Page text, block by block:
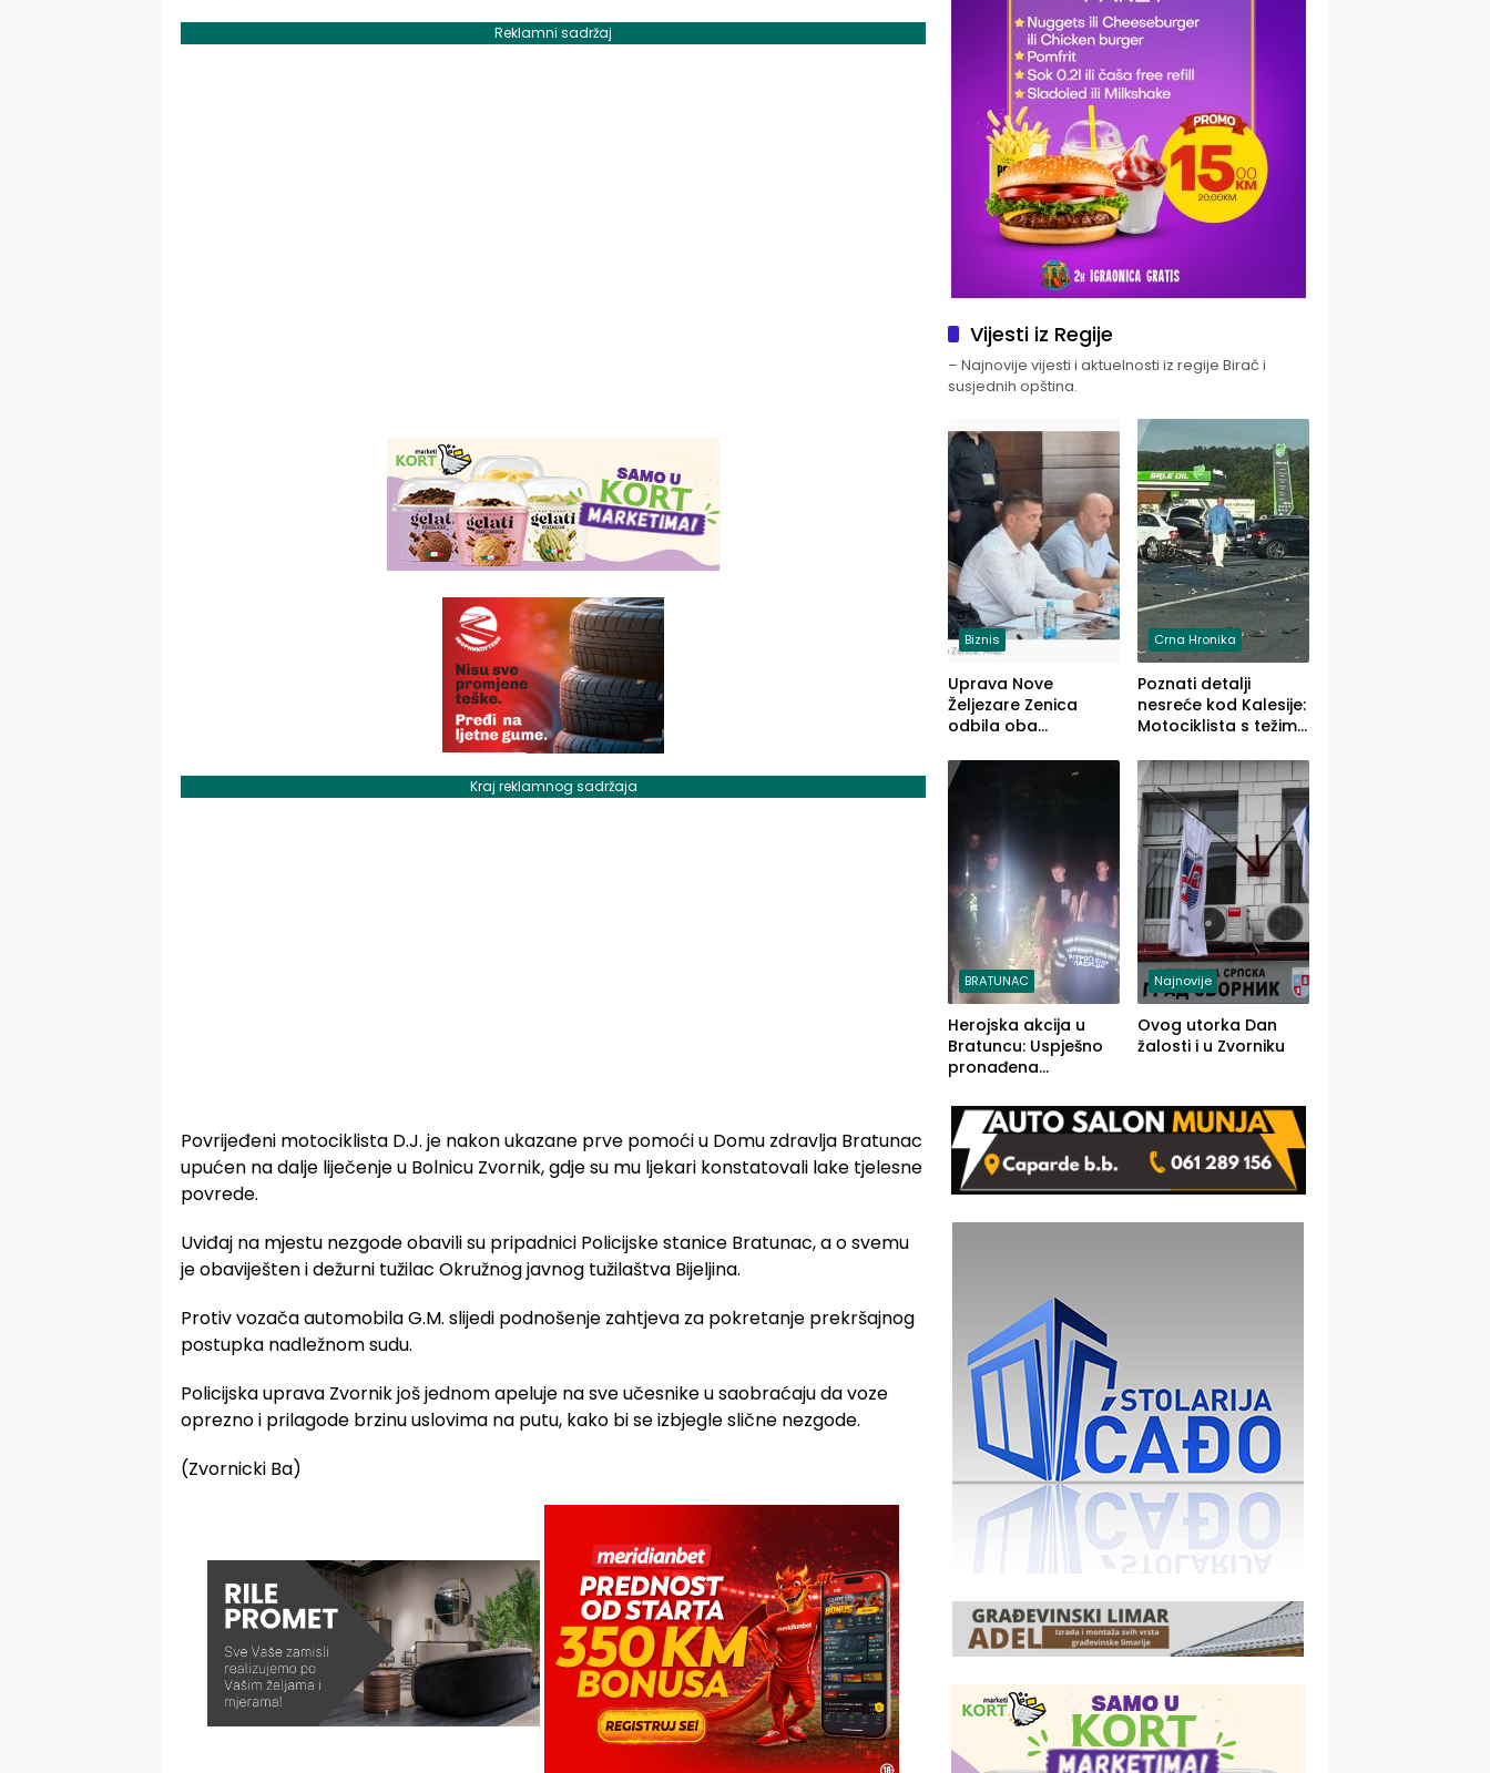
Reklamni sadržaj
Kraj reklamnog sadržaja
Povrijeđeni motociklista D.J. je nakon ukazane prve pomoći u Domu zdravlja Bratunac
upućen na dalje liječenje u Bolnicu Zvornik, gdje su mu ljekari konstatovali lake tjelesne
povrede.
Uviđaj na mjestu nezgode obavili su pripadnici Policijske stanice Bratunac, a o svemu
je obaviješten i dežurni tužilac Okružnog javnog tužilaštva Bijeljina.
Protiv vozača automobila G.M. slijedi podnošenje zahtjeva za pokretanje prekršajnog
postupka nadležnom sudu.
Policijska uprava Zvornik još jednom apeluje na sve učesnike u saobraćaju da voze
oprezno i prilagode brzinu uslovima na putu, kako bi se izbjegle slične nezgode.
(Zvornicki Ba)
Vijesti iz Regije
– Najnovije vijesti i aktuelnosti iz regije Birač i
susjednih opština.
Biznis
Uprava Nove
Željezare Zenica
odbila oba
FBiH: Ustrajni da je
stečaj jedino rješenje
Crna Hronika
Poznati detalji
nesreće kod Kalesije:
Motociklista s težim,
lakšim povredama
BRATUNAC
Herojska akcija u
Bratuncu: Uspješno
pronađena
a Ivanka Lazić,
rodom iz Kravice.
Najnovije
Ovog utorka Dan
žalosti i u Zvorniku